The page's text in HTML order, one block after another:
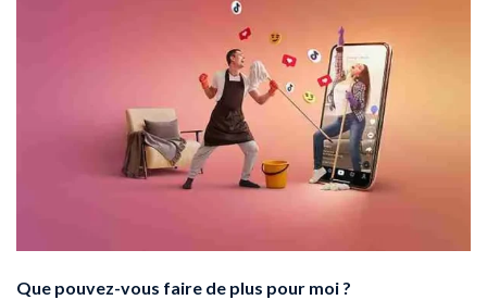
Que pouvez-vous faire de plus pour moi ?